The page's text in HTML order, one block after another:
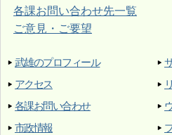
各課お問い合わせ先一覧
ご意見・ご要望
武雄のプロフィール
アクセス
各課お問い合わせ
市政情報